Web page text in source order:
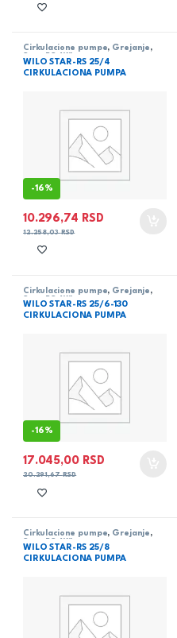
Cirkulacione pumpe, Grejanje ,
Star-RS, Wilo
WILO STAR-RS 25/4
CIRKULACIONA PUMPA
-16%
10.296,74 RSD
12.258,03RSD
Cirkulacione pumpe, Grejanje ,
Star-RS, Wilo
WILO STAR-RS 25/6-130
CIRKULACIONA PUMPA
-16%
17.045,00 RSD
20.291,67RSD
Cirkulacione pumpe, Grejanje ,
Star-RS, Wilo
WILO STAR-RS 25/8
CIRKULACIONA PUMPA